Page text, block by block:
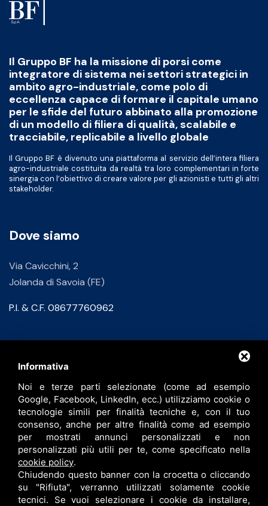
Il Gruppo BF ha la missione di porsi come
integratore di sistema nei settori strategici in
ambito agro-industriale, come polo di
eccellenza capace di formare il capitale umano
per le sfide del futuro abbinato alla promozione
di un modello di filiera di qualità, scalabile e
tracciabile, replicabile a livello globale
Il Gruppo BF è divenuto una piattaforma al servizio dell’intera filiera
agro-industriale costituita da realtà tra loro complementari in forte
sinergia con l’obiettivo di creare valore per gli azionisti e tutti gli altri
stakeholder.
Dove siamo
Via Cavicchini, 2
Jolanda di Savoia (FE)
P.I. & C.F. 08677760962
info@bfspa.it
+39 0532 836102
Lavora con noi
Informativa
Noi e terze parti selezionate (come ad esempio
Google, Facebook, LinkedIn, ecc.) utilizziamo cookie o
tecnologie simili per finalità tecniche e, con il tuo
consenso, anche per altre finalità come ad esempio
per mostrati annunci personalizzati e non
personalizzati più utili per te, come specificato nella
cookie policy.
Chiudendo questo banner con la crocetta o cliccando
su "Rifiuta", verranno utilizzati solamente cookie
tecnici. Se vuoi selezionare i cookie da installare,